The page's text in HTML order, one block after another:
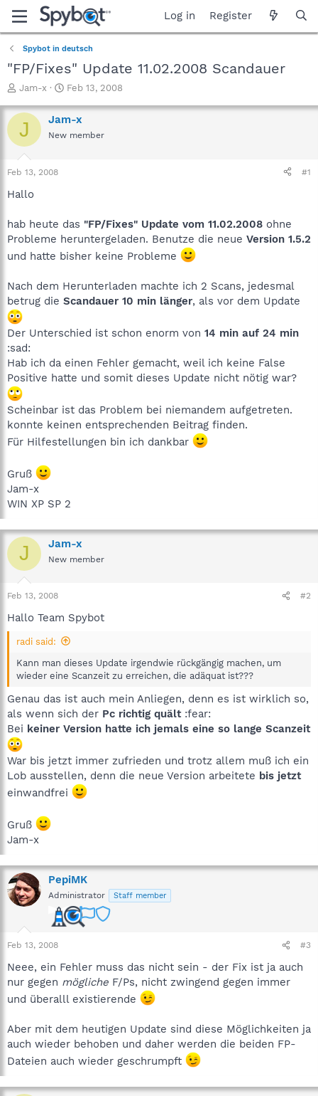
Log in Register
Spybot in deutsch
"FP/Fixes" Update 11.02.2008 Scandauer
T
r
e
a
t
a
e
r
Jam-x
S
a
r
t
Feb 13, 2008
J Jam-x
New member
Feb 13, 2008 #1
Hallo
hab heute das "FP/Fixes" Update vom 11.02.2008 ohne
Probleme heruntergeladen. Benutze die neue Version 1.5.2
und hatte bisher keine Probleme
Nach dem Herunterladen machte ich 2 Scans, jedesmal
betrug die Scandauer 10 min länger, als vor dem Update
Der Unterschied ist schon enorm von 14 min auf 24 min
:sad:
Hab ich da einen Fehler gemacht, weil ich keine False
Positive hatte und somit dieses Update nicht nötig war?
Scheinbar ist das Problem bei niemandem aufgetreten.
konnte keinen entsprechenden Beitrag finden.
Für Hilfestellungen bin ich dankbar
Gruß
Jam-x
WIN XP SP 2
J Jam-x
New member
Feb 13, 2008 #2
Hallo Team Spybot
radi said:
Kann man dieses Update irgendwie rückgängig machen, um
wieder eine Scanzeit zu erreichen, die adäquat ist???
Genau das ist auch mein Anliegen, denn es ist wirklich so,
als wenn sich der Pc richtig quält:fear:
Bei keiner Version hatte ich jemals eine so lange Scanzeit
War bis jetzt immer zufrieden und trotz allem muß ich ein
Lob ausstellen, denn die neue Version arbeitete bis jetzt
einwandfrei
Gruß
Jam-x
PepiMK
Administrator Staff member
Feb 13, 2008 #3
Neee, ein Fehler muss das nicht sein - der Fix ist ja auch
nur gegen mögliche F/Ps, nicht zwingend gegen immer
und überalll existierende
Aber mit dem heutigen Update sind diese Möglichkeiten ja
auch wieder behoben und daher werden die beiden FP-
Dateien auch wieder geschrumpft